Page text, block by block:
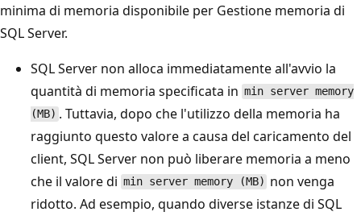
minima di memoria disponibile per Gestione memoria di
SQL Server.
SQL Server non alloca immediatamente all'avvio la
quantità di memoria specificata in min server memory
(MB) . Tuttavia, dopo che l'utilizzo della memoria ha
raggiunto questo valore a causa del caricamento del
client, SQL Server non può liberare memoria a meno
che il valore di min server memory (MB) non venga
ridotto. Ad esempio, quando diverse istanze di SQL